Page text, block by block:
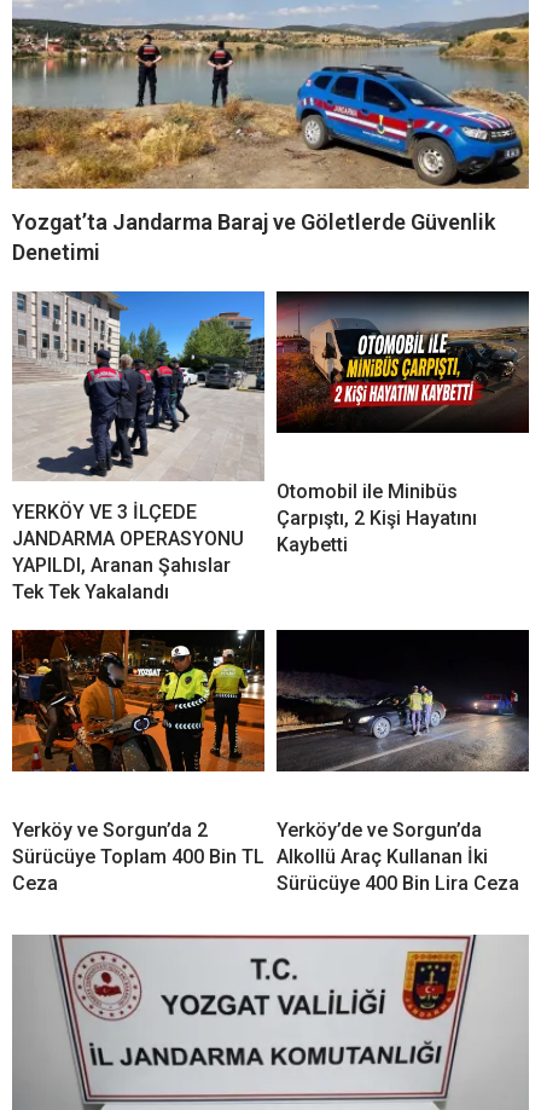
Yozgat’ta Jandarma Baraj ve Göletlerde Güvenlik
Denetimi
YERKÖY VE 3 İLÇEDE
JANDARMA OPERASYONU
YAPILDI, Aranan Şahıslar
Tek Tek Yakalandı
Otomobil ile Minibüs
Çarpıştı, 2 Kişi Hayatını
Kaybetti
Yerköy ve Sorgun’da 2
Sürücüye Toplam 400 Bin TL
Ceza
Yerköy’de ve Sorgun’da
Alkollü Araç Kullanan İki
Sürücüye 400 Bin Lira Ceza